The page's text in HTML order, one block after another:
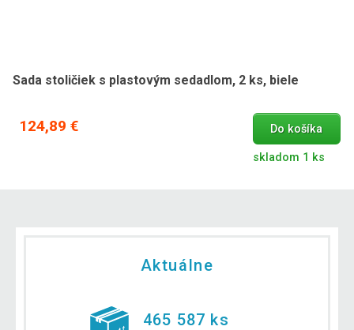
Sada stoličiek s plastovým sedadlom, 2 ks, biele
124,89 € Do košíka
skladom 1 ks
Aktuálne
465 587 ks